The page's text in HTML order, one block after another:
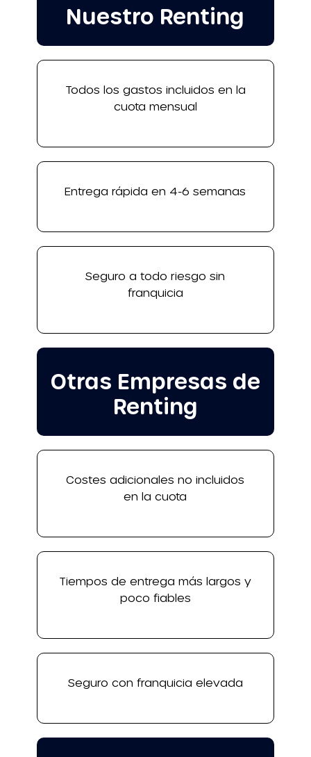
Nuestro Renting
Otras Empresas de
Renting
Todos los gastos incluidos en la
cuota mensual
Costes adicionales no incluidos
en la cuota
Entrega rápida en 4-6 semanas
Tiempos de entrega más largos y
poco fiables
Seguro a todo riesgo sin
franquicia
Seguro con franquicia elevada